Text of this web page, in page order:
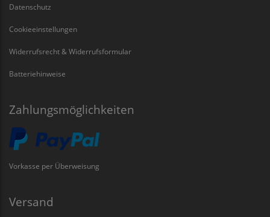
Datenschutz
Cookieeinstellungen
Widerrufsrecht & Widerrufsformular
Batteriehinweise
Zahlungsmöglichkeiten
Vorkasse per Überweisung
Versand